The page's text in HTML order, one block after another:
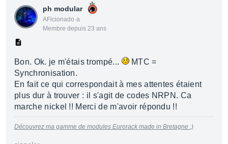
ph modular
AFicionado·a
Membre depuis 23 ans
Bon. Ok. je m'étais trompé...
MTC =
Synchronisation.
En fait ce qui correspondait à mes attentes étaient
plus dur à trouver : il s'agit de codes NRPN. Ca
marche nickel !! Merci de m'avoir répondu !!
Découvrez ma gamme de modules Eurorack made in Bretagne :)